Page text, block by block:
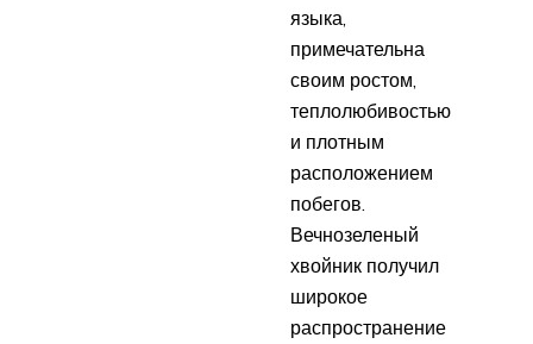
языка,
примечательна
своим ростом,
теплолюбивостью
и плотным
расположением
побегов.
Вечнозеленый
хвойник получил
широкое
распространение